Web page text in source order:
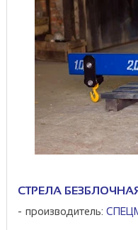
СТРЕЛА
производитель: